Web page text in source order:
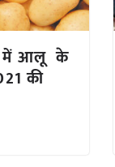
में आलू के
की